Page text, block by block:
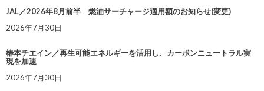
JAL／2026年8月前半 燃油サーチャージ適用額のお知らせ(変更)
2026年7月30日
椿本チエイン／再生可能エネルギーを活用し、カーボンニュートラル実
現を加速
2026年7月30日